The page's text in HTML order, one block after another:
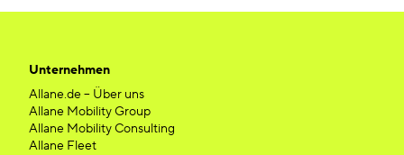
Unternehmen
Allane.de – Über uns
Allane Mobility Group
Allane Mobility Consulting
Allane Fleet